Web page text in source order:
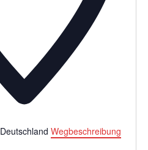
Deutschland Wegbeschreibung